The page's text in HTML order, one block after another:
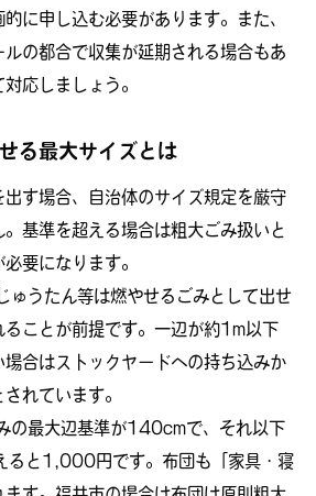
に申し込む必要があります。また、
の都合で収集が延期される場合もあ
応しましょう。
る最大サイズとは
す場合、自治体のサイズ規定を厳守
。基準を超える場合は粗大ごみ扱いと
要になります。
ゅうたん等は燃やせるごみとして出せ
ることが前提です。一辺が約1m以下
合はストックヤードへの持ち込みか
れています。
の最大辺基準が140cmで、それ以下
ると1,000円です。布団も「家具・寝